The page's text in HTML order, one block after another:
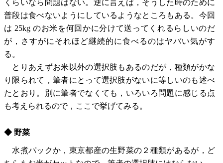
くらいなら問題はない。逆に言えば，そうした時のために
普段は食べないようにしているようなところもある。今回
は 25kg のお米を何回かに分けて送ってくれるらしいのだ
が，さすがにそれほど継続的に食べるのはヤバい気がす
る。
とりあえずお米以外の選択肢もあるのだが，種類がかな
り限られて，筆者にとって選択肢がないに等しいのも述べ
たとおり。別に筆者でなくても，いろいろ問題に感じる点
も考えられるので，ここで挙げてみる。
◆ 野菜
水煮パックか，東京都産の生野菜の２種類があるが，ど